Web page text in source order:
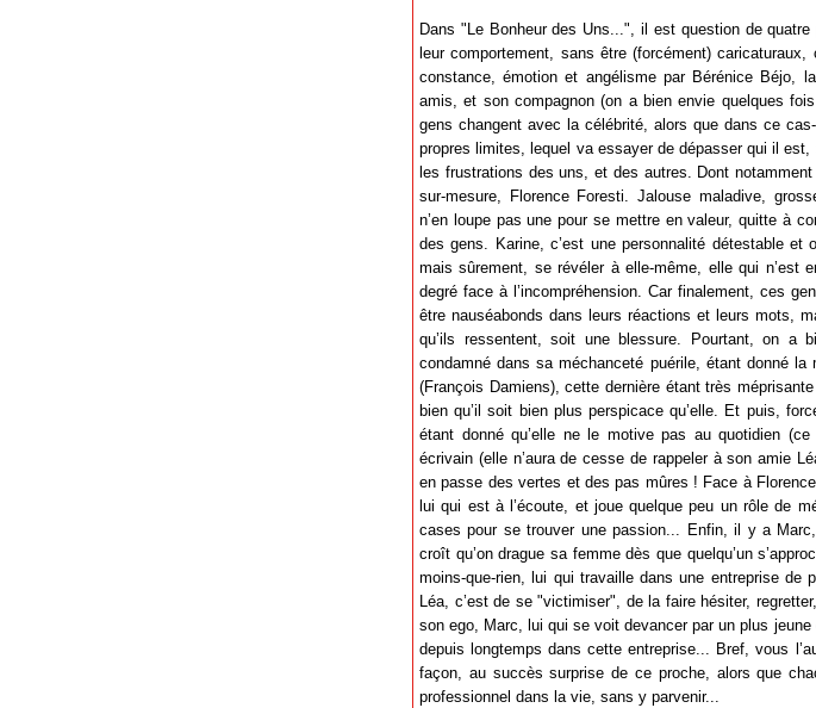
Dans "Le Bonheur des Uns...", il est question de
leur comportement, sans être (forcément)
constance, émotion et angélisme par Bérénice Béjo,
amis, et son compagnon (on a bien envie quelques
gens changent avec la célébrité, alors que dans ce
propres limites, lequel va essayer de dépasser qui il
les frustrations des uns, et des autres. Dont
sur-mesure, Florence Foresti. Jalouse maladive,
n’en loupe pas une pour se mettre en valeur, quitte à
des gens. Karine, c’est une personnalité détestable
mais sûrement, se révéler à elle-même, elle qui n’est
degré face à l’incompréhension. Car finalement, ces
être nauséabonds dans leurs réactions et leurs mots,
qu’ils ressentent, soit une blessure. Pourtant, on a
condamné dans sa méchanceté puérile, étant donné
(François Damiens), cette dernière étant très
bien qu’il soit bien plus perspicace qu’elle. Et puis,
étant donné qu’elle ne le motive pas au quotidien
écrivain (elle n’aura de cesse de rappeler à son amie
en passe des vertes et des pas mûres ! Face à
lui qui est à l’écoute, et joue quelque peu un rôle de
cases pour se trouver une passion... Enfin, il y a
croît qu’on drague sa femme dès que quelqu’un
moins-que-rien, lui qui travaille dans une entreprise de
Léa, c’est de se "victimiser", de la faire hésiter,
son ego, Marc, lui qui se voit devancer par un plus
depuis longtemps dans cette entreprise... Bref, vous
façon, au succès surprise de ce proche, alors que
professionnel dans la vie, sans y parvenir...